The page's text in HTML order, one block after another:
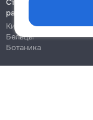
Строительно-
работы
Кишинёв
Бельцы
Ботаника